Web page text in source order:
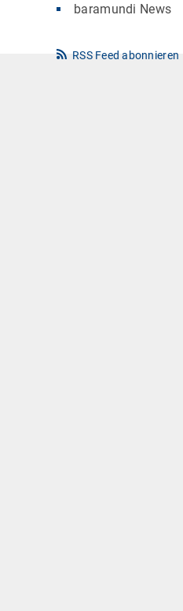
baramundi News
RSS Feed abonnieren